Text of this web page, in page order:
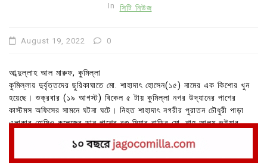
In সিটি নিউজ
August 19, 2022 0
আব্দুল্লাহ আল মারুফ, কুমিল্লা
কুমিল্লায় দুর্বৃত্তদের ছুরিকাঘাতে মো. শাহাদাৎ হোসেন(১৫) নামের এক কিশোর খুন
হয়েছে। শুক্রবার (১৯ আগস্ট) বিকেল ৫ টায় কুমিল্লা নগর উদ্যানের পাশের
কাস্টমস অফিসের সামনে ঘটনা ঘটে। নিহত শাহাদাৎ নগরীর পুরাতন চৌধুরী পাড়া
এলাকার হোমিও কলেজের ডান পাশের বশু মিয়ার বাড়ির মো. শাহ আলম ভূইয়ার